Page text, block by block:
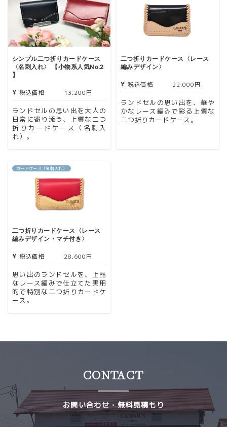
シンプル二つ折りカードケース
〈名刺入れ〉 【小物系人気No.2
】
税込価格 13,200円
ランドセルの思い出を大人の
日常に寄り添う、上質な二つ
折りカードケース（名刺入
れ）。
二つ折りカードケース〈レース
編みデザイン〉
税込価格 22,000円
ランドセルの思い出を、華や
かなレース編みで彩る上質な
二つ折りカードケース。
カードケース（名刺入れ）
二つ折りカードケース〈レース
編みデザイン・マチ付き〉
税込価格 28,600円
思い出のランドセルを、上品
なレース編みで仕立てた実用
的で特別な二つ折りカードケ
ース。
CONTACT
お問い合わせ・無料見積もり